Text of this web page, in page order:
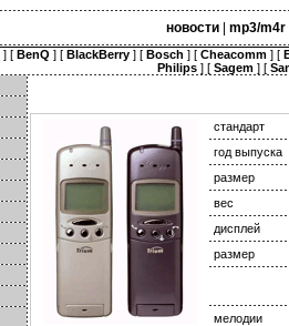
новости| mp3/
] [ BenQ ] [ BlackBerry] [ Bosch ] [ Cheacomm] [
Philips] [ Sagem] [
стандарт
год выпуска
размер
вес
дисплей
размер
мелодии